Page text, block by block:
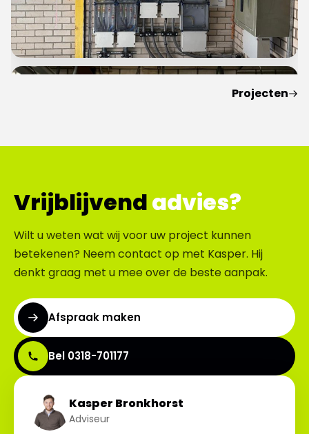
Montage PV + EOS
Projecten
Vrijblijvendadvies?
Wilt u weten wat wij voor uw project kunnen
betekenen? Neem contact op met Kasper. Hij
denkt graag met u mee over de beste aanpak.
Afspraak maken
Bel 0318-701177
Kasper Bronkhorst
Adviseur